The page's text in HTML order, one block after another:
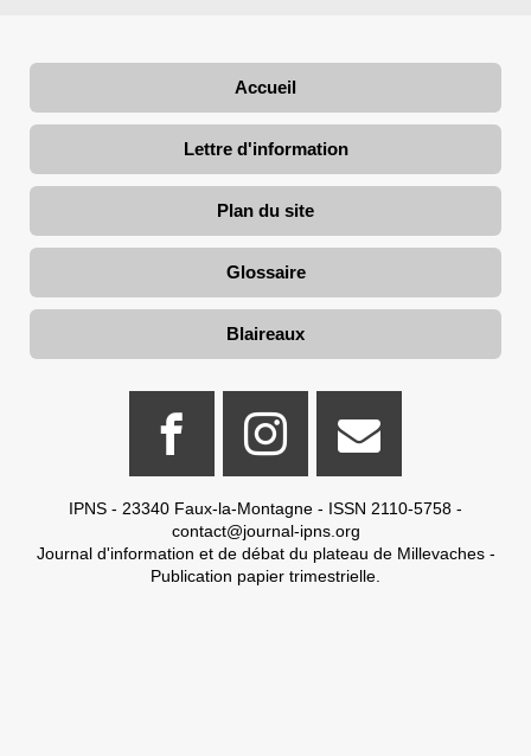
Accueil
Lettre d'information
Plan du site
Glossaire
Blaireaux
IPNS - 23340 Faux-la-Montagne - ISSN 2110-5758 -
contact@journal-ipns.org
Journal d'information et de débat du plateau de Millevaches -
Publication papier trimestrielle.